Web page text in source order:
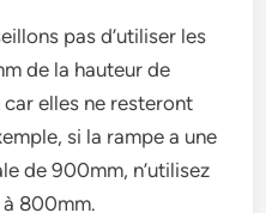
pas d’utiliser les
de la hauteur de
elles ne resteront
si la rampe a une
de 900mm, n’utilisez
à 800mm.